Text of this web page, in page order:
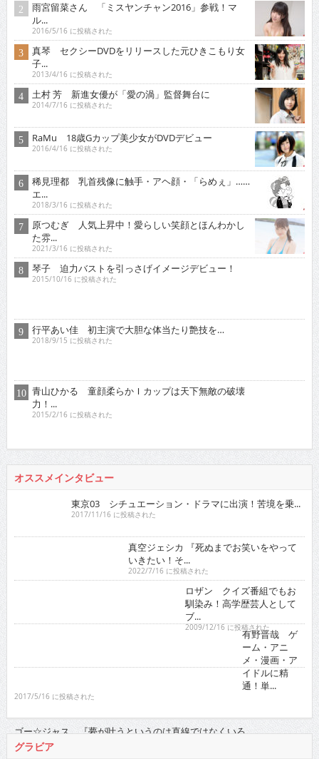
雨宮留菜さん 「ミスヤンチャン2016」参戦！マ
ル...
2016/5/16 に投稿された
真琴 セクシーDVDをリリースした元ひきこもり女
子...
2013/4/16 に投稿された
土村 芳 新進女優が「愛の渦」監督舞台に
2014/7/16 に投稿された
RaMu 18歳Gカップ美少女がDVDデビュー
2016/4/16 に投稿された
稀見理都 乳首残像に触手・アヘ顔・「らめぇ」……
エ...
2018/3/16 に投稿された
原つむぎ 人気上昇中！愛らしい笑顔とほんわかし
た雰...
2021/3/16 に投稿された
琴子 迫力バストを引っさげイメージデビュー！
2015/10/16 に投稿された
2015/2/16 に投稿された
東京03 シチュエーション・ドラマに出演！苦境を乗...
2017/11/16 に投稿された
2022/7/16 に投稿された
ロザン クイズ番組でもお馴染み！高学歴
芸人としてブ...
2009/12/16 に投稿された
有野晋哉 ゲーム・アニ
メ・漫画・アイドルに精
通！単...
2017/5/16 に投稿された
ゴー☆ジャ
ス 『夢が叶
うというのは
直線ではなく
いろ...
グラビア